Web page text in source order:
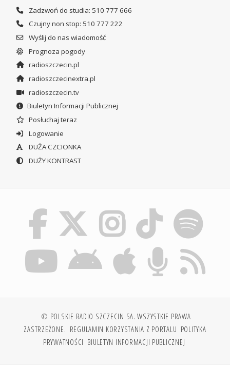
Zadzwoń do studia: 510 777 666
Czujny non stop: 510 777 222
Wyślij do nas wiadomość
Prognoza pogody
radioszczecin.pl
radioszczecinextra.pl
radioszczecin.tv
Biuletyn Informacji Publicznej
Posłuchaj teraz
Logowanie
DUŻA CZCIONKA
DUŻY KONTRAST
© POLSKIE RADIO SZCZECIN SA. WSZYSTKIE PRAWA
ZASTRZEŻONE. REGULAMIN KORZYSTANIA Z PORTALU POLITYKA
PRYWATNOŚCI BIULETYN INFORMACJI PUBLICZNEJ